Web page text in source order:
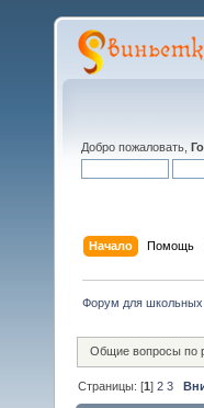
Добро пожаловать,
Начало Помощь
Форум для
Общие вопросы по
Страницы: [1]2 3